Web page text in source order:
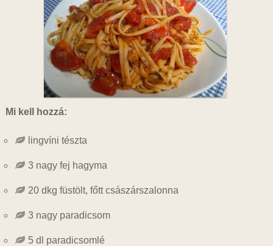
Mi kell hozzá:
lingvíni tészta
3 nagy fej hagyma
20 dkg füstölt, főtt császárszalonna
3 nagy paradicsom
5 dl paradicsomlé